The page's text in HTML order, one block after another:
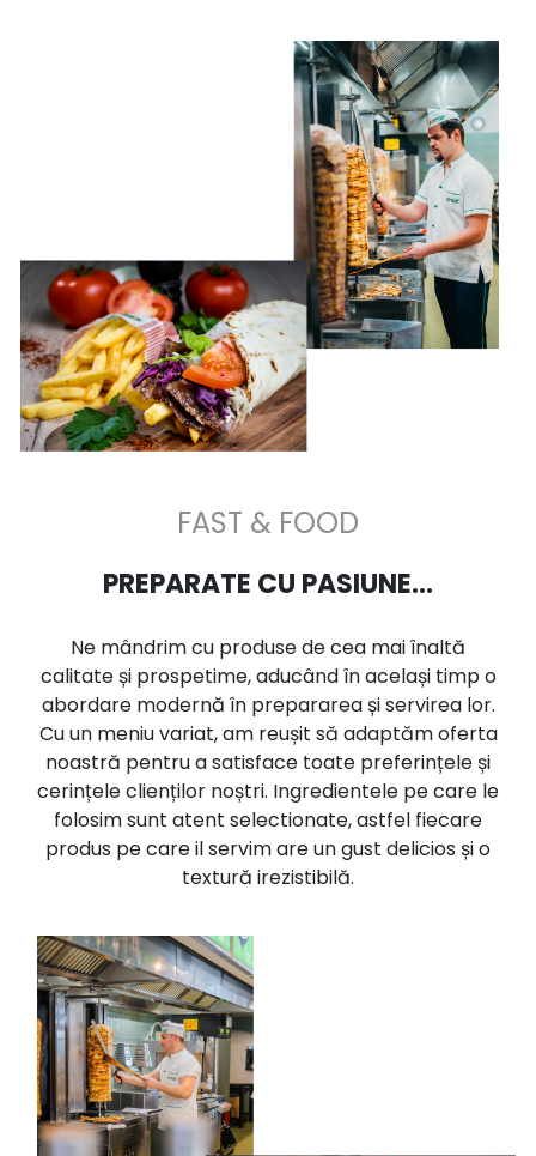
FAST & FOOD
PREPARATE CU PASIUNE...
Ne mândrim cu produse de cea mai înaltă
calitate și prospetime, aducând în același timp o
abordare modernă în prepararea și servirea lor.
Cu un meniu variat, am reușit să adaptăm oferta
noastră pentru a satisface toate preferințele și
cerințele clienților noștri. Ingredientele pe care le
folosim sunt atent selectionate, astfel fiecare
produs pe care il servim are un gust delicios și o
textură irezistibilă.